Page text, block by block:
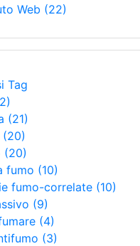
Web (22)
Tag
(21)
(20)
(20)
fumo (10)
fumo-correlate (10)
(9)
(4)
(3)